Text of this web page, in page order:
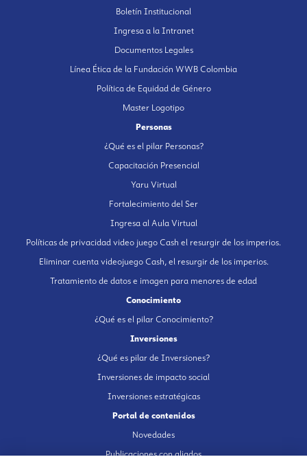
Boletín Institucional
Ingresa a la Intranet
Documentos Legales
Línea Ética de la Fundación WWB Colombia
Política de Equidad de Género
Master Logotipo
Personas
¿Qué es el pilar Personas?
Capacitación Presencial
Yaru Virtual
Fortalecimiento del Ser
Ingresa al Aula Virtual
Políticas de privacidad video juego Cash el resurgir de los imperios.
Eliminar cuenta videojuego Cash, el resurgir de los imperios.
Tratamiento de datos e imagen para menores de edad
Conocimiento
¿Qué es el pilar Conocimiento?
Inversiones
¿Qué es pilar de Inversiones?
Inversiones de impacto social
Inversiones estratégicas
Portal de contenidos
Novedades
Publicaciones con aliados